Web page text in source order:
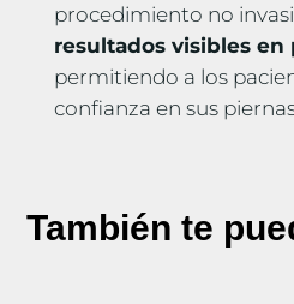
procedimiento no
resultados visibles en
permitiendo a los
confianza en sus
También te